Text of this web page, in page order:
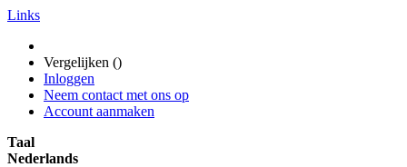
Links
Vergelijken ()
Inloggen
Neem contact met ons op
Account aanmaken
Taal
Nederlands